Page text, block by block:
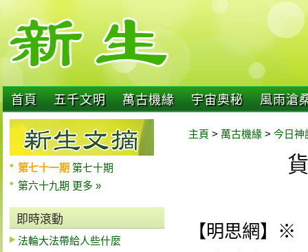
首頁 五千文明 萬古機緣 宇宙奧秘 風雨滄
第七十一期 第七十期
第六十九期 更多 »
即時滾動
法輪大法帶給人些什麼
主頁 > 萬古機緣 > 今日神
【明思網】